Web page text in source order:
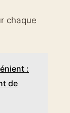
chaque
:
de